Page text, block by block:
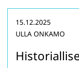
15.12.2025
ULLA ONKAMO